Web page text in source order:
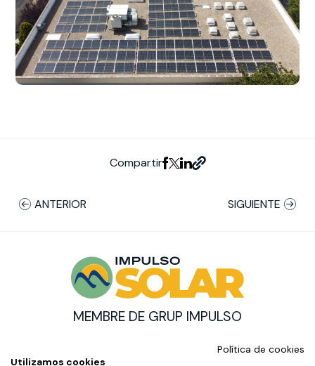
Compartir
ANTERIOR SIGUIENTE
MEMBRE DE GRUP IMPULSO
AMB EL SUPORT DE:
Política de cookies
Utilizamos cookies